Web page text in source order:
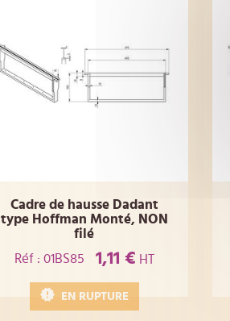
Cadre de hausse Dadant
type Hoffman Monté, NON
filé
Réf : 01BS85
1,11 € HT
EN RUPTURE